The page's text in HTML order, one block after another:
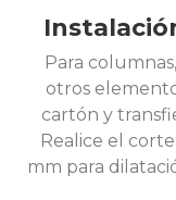
Para
otros
cartón y
Realice el
mm para